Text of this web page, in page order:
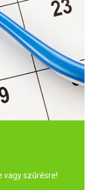
vagy szűrésre!